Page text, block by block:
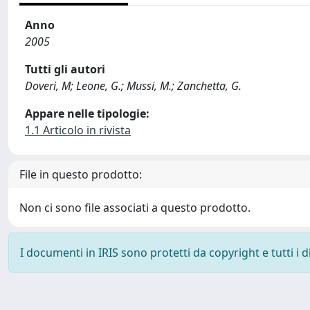
Anno
2005
Tutti gli autori
Doveri, M; Leone, G.; Mussi, M.; Zanchetta, G.
Appare nelle tipologie:
1.1 Articolo in rivista
File in questo prodotto:
Non ci sono file associati a questo prodotto.
I documenti in IRIS sono protetti da copyright e tutti i